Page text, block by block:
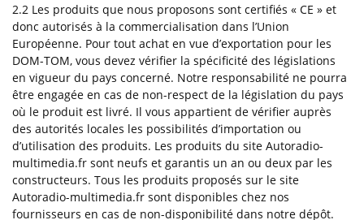
2.2 Les produits que nous proposons sont certifiés « CE » et
donc autorisés à la commercialisation dans l’Union
Européenne. Pour tout achat en vue d’exportation pour les
DOM-TOM, vous devez vérifier la spécificité des législations
en vigueur du pays concerné. Notre responsabilité ne pourra
être engagée en cas de non-respect de la législation du pays
où le produit est livré. Il vous appartient de vérifier auprès
des autorités locales les possibilités d’importation ou
d’utilisation des produits. Les produits du site Autoradio-
multimedia.fr sont neufs et garantis un an ou deux par les
constructeurs. Tous les produits proposés sur le site
Autoradio-multimedia.fr sont disponibles chez nos
fournisseurs en cas de non-disponibilité dans notre dépôt.